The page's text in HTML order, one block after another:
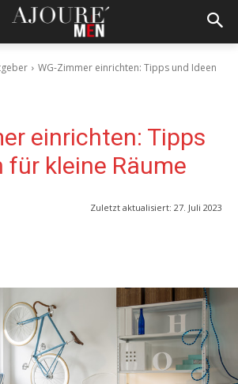
WG-Zimmer einrichten: Tipps und Ideen
einrichten: Tipps
für kleine Räume
Zuletzt aktualisiert: 27. Juli 2023